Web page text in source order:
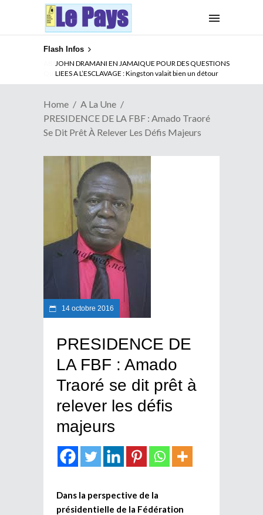
Flash Infos
ABSENCE PROLONGEE DE PAUL BIYA DU CAMEROUN :
Qui pilote le Cameroun ?
Home
A La Une
PRESIDENCE DE LA FBF : Amado Traoré
Se Dit Prêt À Relever Les Défis Majeurs
14 octobre 2016
PRESIDENCE DE
LA FBF : Amado
Traoré se dit prêt à
relever les défis
majeurs
Dans la perspective de la
présidentielle de la Fédération